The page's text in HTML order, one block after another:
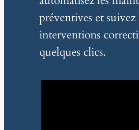
préventives et suivez
interventions
quelques clics.